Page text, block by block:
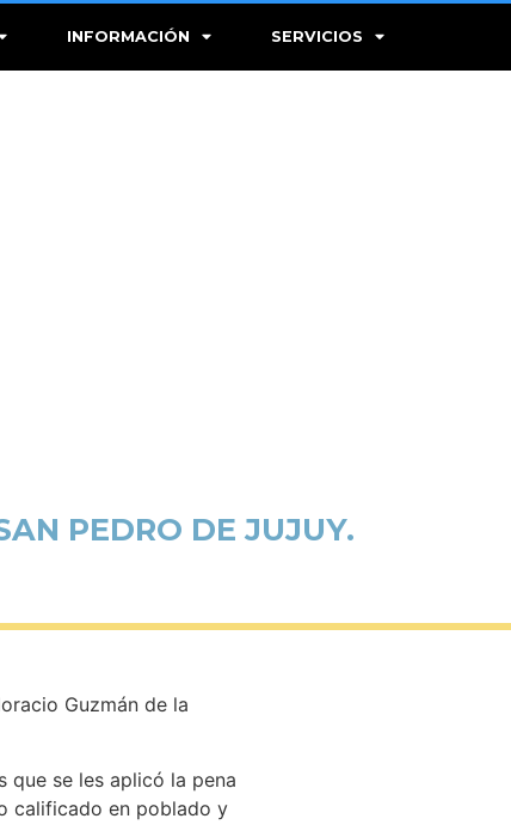
INFORMACIÓN SERVICIOS
PEDRO DE JUJUY.
Guzmán de la
que se les aplicó la pena
calificado en poblado y